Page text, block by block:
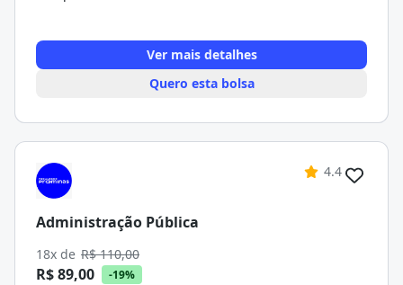
Ver mais detalhes
Quero esta bolsa
4.4
Administração Pública
18x de R$ 110,00
R$ 89,00 -19%